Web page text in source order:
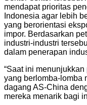
mendapat prioritas
Indonesia agar lebih
yang berorientasi
impor. Berdasarkan
industri-industri
dalam penerapan
“Saat ini
yang berlomba-lomba
dagang AS-China
mereka menarik bagi